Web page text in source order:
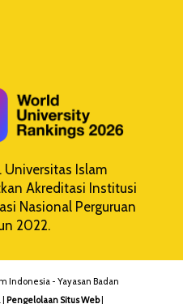
Universitas Islam
Akreditasi Institusi
Nasional Perguruan
2022.
Indonesia - Yayasan Badan
Pengelolaan Situs Web|